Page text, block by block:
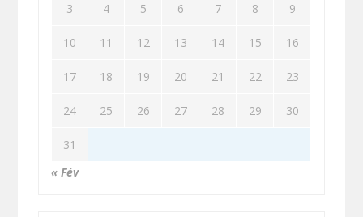
3 4 5 6 7 8 9
10 11 12 13 14 15 16
17 18 19 20 21 22 23
24 25 26 27 28 29 30
31
« Fév